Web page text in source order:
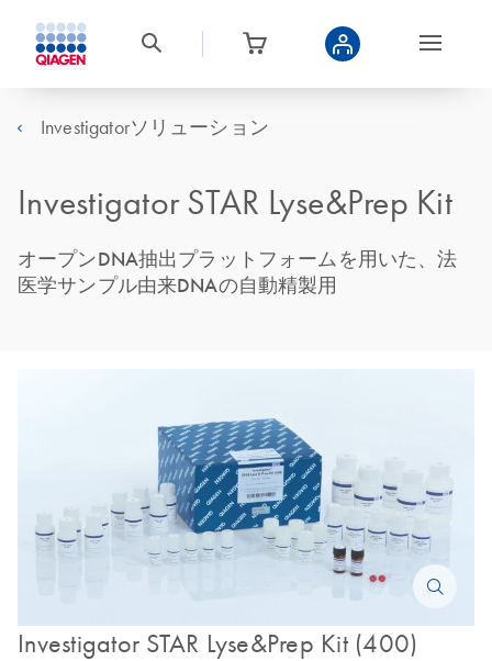
Investigatorソリューション
Investigator STAR Lyse&Prep Kit
オープンDNA抽出プラットフォームを用いた、法
医学サンプル由来DNAの自動精製用
Investigator STAR Lyse&Prep Kit (400)